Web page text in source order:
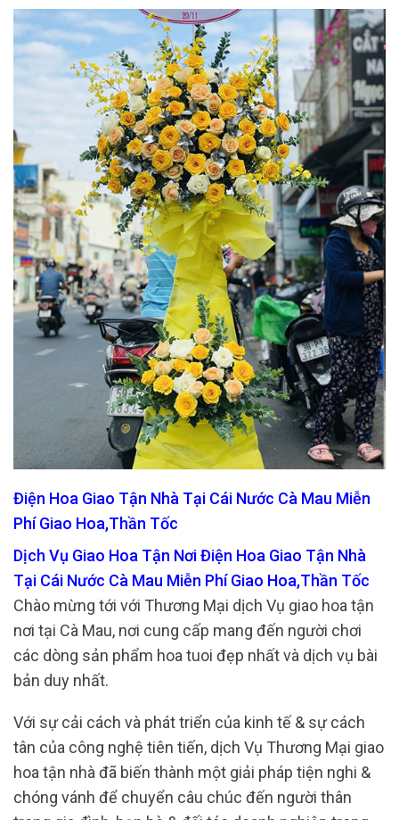
Điện Hoa Giao Tận Nhà Tại Cái Nước Cà Mau Miễn
Phí Giao Hoa,Thần Tốc
Dịch Vụ Giao Hoa Tận Nơi Điện Hoa Giao Tận Nhà
Tại Cái Nước Cà Mau Miễn Phí Giao Hoa,Thần Tốc
Chào mừng tới với Thương Mại dịch Vụ giao hoa tận
nơi tại Cà Mau, nơi cung cấp mang đến người chơi
các dòng sản phẩm hoa tuoi đẹp nhất và dịch vụ bài
bản duy nhất.
Với sự cải cách và phát triển của kinh tế & sự cách
tân của công nghệ tiên tiến, dịch Vụ Thương Mại giao
hoa tận nhà đã biến thành một giải pháp tiện nghi &
chóng vánh để chuyển câu chúc đến người thân